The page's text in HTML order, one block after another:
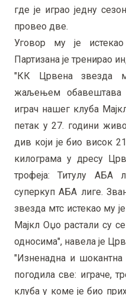
где је играо једну
провео две.
Уговор му је
Партизана је тренирао
"КК Црвена звезда
жаљењем обавештава
играч нашег клуба
петак у 27. години
див који је био висок
килограма у дресу
трофеја: Титулу АБА
суперкуп АБА лиге.
звезда мтс истекао му
Мајкл Оџо растали су
односима", навела је
"Изненадна и шокантна
погодила све: играче,
клуба у коме је био